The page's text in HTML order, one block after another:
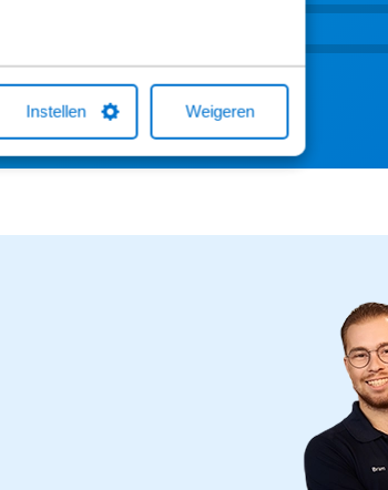
Instellen Weigeren